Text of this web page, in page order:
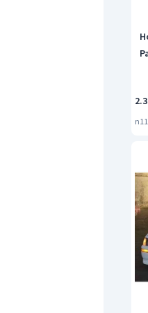
n11